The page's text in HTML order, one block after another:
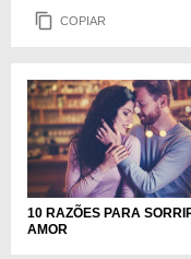
COPIAR
10 RAZÕES PARA
AMOR